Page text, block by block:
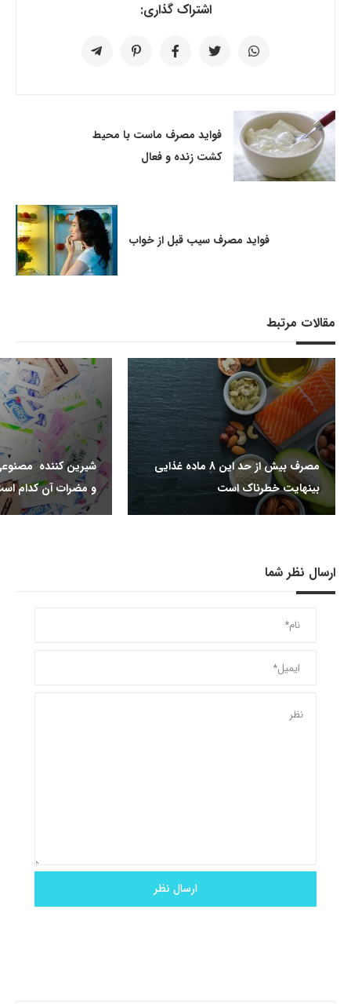
اشتراک گذاری:
فواید مصرف ماست با محیط
کشت زنده و فعال
فواید مصرف سیب قبل از خواب
مقالات مرتبط
مصرف بیش از حد این 8 ماده غذایی
بینهایت خطرناک است
شیرین کننده
و مضرات آن کدام
ارسال نظر شما